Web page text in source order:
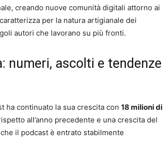
creando nuove comunità digitali attorno ai
per la natura artigianale dei
autori che lavorano su più fronti.
numeri, ascolti e tendenze
ha continuato la sua crescita con 18 milioni di
all’anno precedente e una crescita del
il podcast è entrato stabilmente